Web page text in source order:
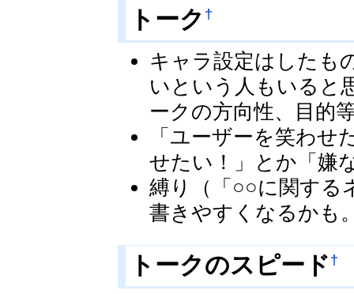
トーク †
キャラ設定はしたも
いという人もいると
ークの方向性、目的
「ユーザーを笑わ
せたい！」とか「嫌
縛り（「○○に関する
書きやすくなるかも
トークのスピード†